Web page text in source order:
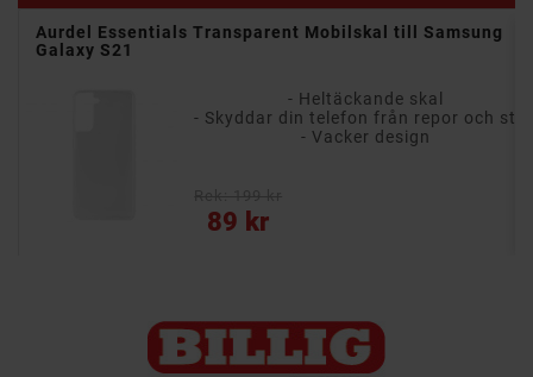
Aurdel Essentials Transparent Mobilskal till Samsung
Galaxy S21
- Heltäckande skal
- Vacker design
89 kr
Pris